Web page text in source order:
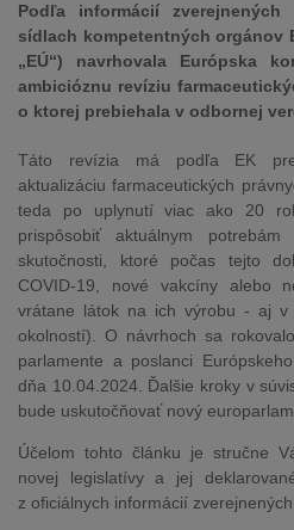
Podľa informácií
sídlach kompetentných orgánov
„EÚ“) navrhovala Európska
ambicióznu revíziu
o ktorej prebiehala v odbornej
Táto revízia má podľa EK
aktualizáciu farmaceutických
teda po uplynutí viac ako 20
prispôsobiť aktuálnym
skutočnosti, ktoré počas tejto
COVID-19, nové vakcíny alebo
vrátane látok na ich výrobu - aj v
okolností). O návrhoch sa
parlamente a poslanci
dňa 10.04.2024. Ďalšie kroky v
bude uskutočňovať nový
Účelom tohto článku je stručne
novej legislatívy a jej
z oficiálnych informácií